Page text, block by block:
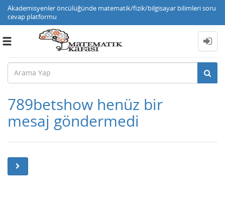
Akademisyenler öncülüğünde matematik/fizik/bilgisayar bilimleri soru
cevap platformu
Toggle
789betshow henüz bir
mesaj göndermedi